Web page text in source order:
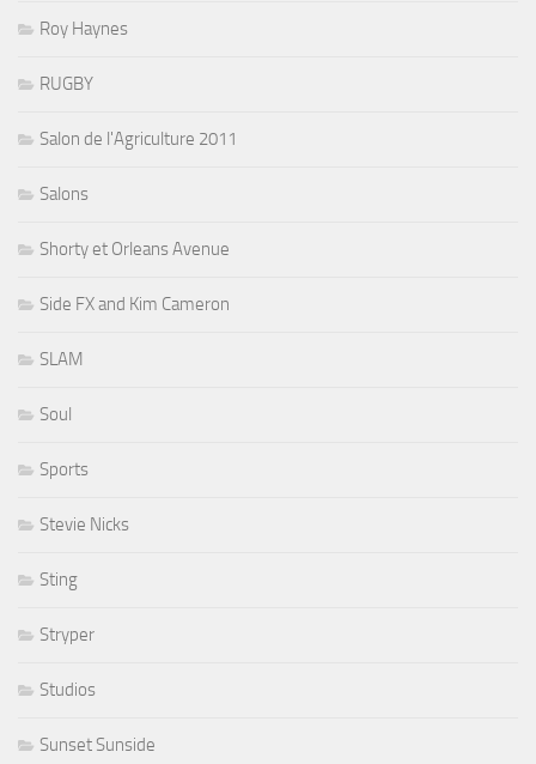
Roy Haynes
RUGBY
Salon de l'Agriculture 2011
Salons
Shorty et Orleans Avenue
Side FX and Kim Cameron
SLAM
Soul
Sports
Stevie Nicks
Sting
Stryper
Studios
Sunset Sunside